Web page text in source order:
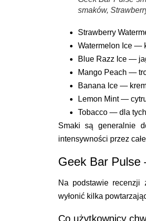
smaków,
Strawberry
Watermelon Ice—
Blue Razz Ice—
Mango Peach —
Banana Ice—
Lemon Mint—
Tobacco— dla
Smaki są generalnie
intensywności przez
Geek Bar
Na podstawie recenzji
wyłonić kilka
Co użytkownicy